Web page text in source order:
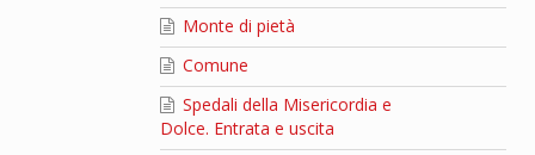
Monte di pietà
Comune
Spedali della Misericordia e
Dolce. Entrata e uscita